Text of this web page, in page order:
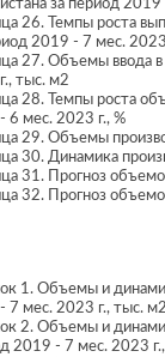
за период
26. Темпы роста
2019 - 7 мес. 2023
27. Объемы ввода
тыс. м2
28. Темпы роста
6 мес. 2023 г., %
29. Объемы
30. Динамика
31. Прогноз
32. Прогноз
1. Объемы и
7 мес. 2023 г., тыс.
2. Объемы и
2019 - 7 мес. 2023